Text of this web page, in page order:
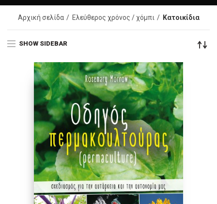
Αρχική σελίδα Ελεύθερος χρόνος / χόμπι Κατοικίδια
SHOW SIDEBAR